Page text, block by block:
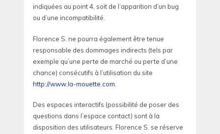
indiquées au point 4, soit de l’apparition d’un bug
ou d’une incompatibilité.
Florence S. ne pourra également être tenue
responsable des dommages indirects (tels par
exemple qu’une perte de marché ou perte d’une
chance) consécutifs à l’utilisation du site
http://www.la-mouette.com
Des espaces interactifs (possibilité de poser des
questions dans l’espace contact) sont à la
disposition des utilisateurs. Florence S. se réserve